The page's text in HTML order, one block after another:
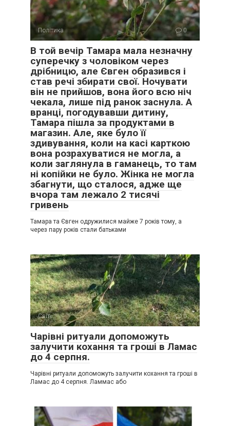
Політика 0
В той вечір Тамара мала незначну
суперечку з чоловіком через
дрібницю, але Євген образився і
став речі збирати свої. Ночувати
він не прийшов, вона його всю ніч
чекала, лише під ранок заснула. А
вранці, погодувавши дитину,
Тамара пішла за продуктами в
магазин. Але, яке було її
здивування, коли на касі карткою
вона розрахуватися не могла, а
коли заглянула в гаманець, то там
ні копійки не було. Жінка не могла
збагнути, що сталося, адже ще
вчора там лежало 2 тисячі
гривень
Тамара та Євген одружилися майже 7 років тому, а
через пару років стали батьками
Світ 0
Чарівні ритуали допоможуть
залучити кохання та гроші в Ламас
до 4 серпня.
Чарівні ритуали допоможуть залучити кохання та гроші в
Ламас до 4 серпня. Ламмас або